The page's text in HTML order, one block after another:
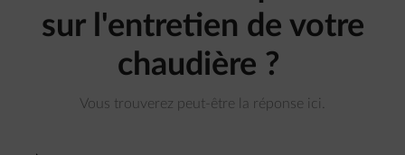
sur l'entretien de votre
chaudière ?
Vous trouverez peut-être la réponse ici.